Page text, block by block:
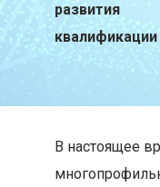
развития
В настоящее